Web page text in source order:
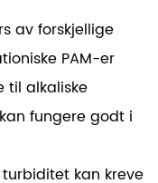
av forskjellige
PAM-er
til alkaliske
fungere godt i
kan kreve